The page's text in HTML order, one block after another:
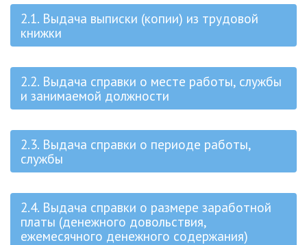
2.1. Выдача выписки (копии) из трудовой
книжки
2.2. Выдача справки о месте работы, службы
и занимаемой должности
2.3. Выдача справки о периоде работы,
службы
2.4. Выдача справки о размере заработной
платы (денежного довольствия,
ежемесячного денежного содержания)